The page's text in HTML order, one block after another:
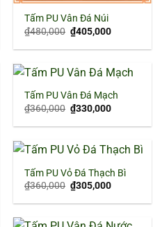
Tấm PU Vân Đá Núi
₫480,000 Giá
gốc
là:
₫405,000Giá
tại
₫405,000.
Tấm PU Vân Đá Mạch
₫360,000 Giá
gốc
là:
₫330,000Giá
tại
₫330,000.
Tấm PU Vỏ Đá Thạch Bì
₫360,000 Giá
gốc
là:
₫305,000Giá
tại
₫305,000.